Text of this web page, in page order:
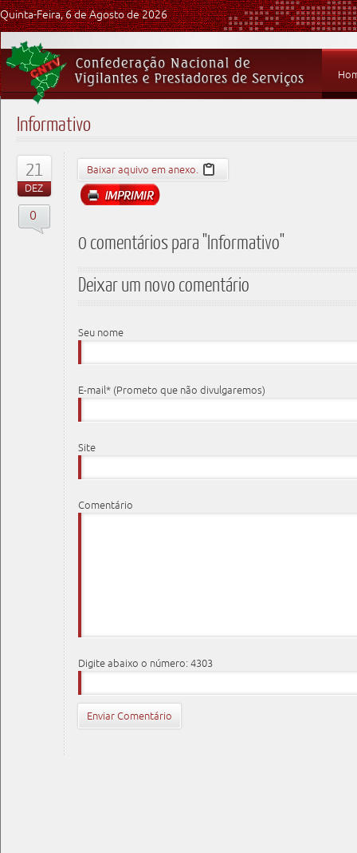
Quinta-Feira, 6 de Agosto de 2026
Informativo
21
DEZ
0
Baixar aquivo em anexo.
0 comentários para "Informativo"
Deixar um novo comentário
Seu nome
E-mail* (Prometo que não divulgaremos)
Site
Comentário
Digite abaixo o número: 4303